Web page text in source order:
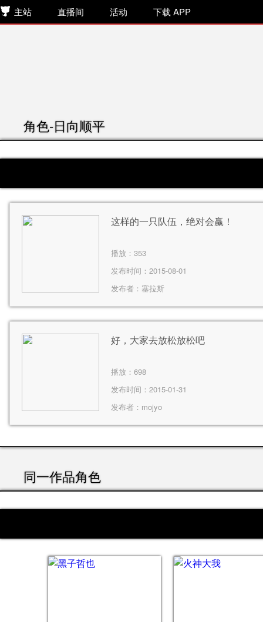
主站 直播间 活动 下载 APP
角色-日向顺平
这样的一只队伍，绝对会赢！
播放： 353
发布时间：2015-08-01
发布者： 塞拉斯
好，大家去放松放松吧
播放： 698
发布时间：2015-01-31
发布者： mojyo
同一作品角色